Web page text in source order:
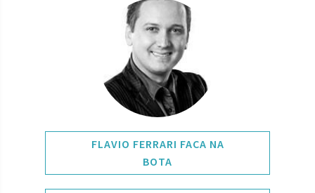
FLAVIO FERRARI FACA NA
BOTA